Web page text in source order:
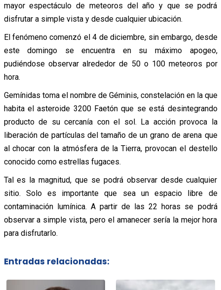
mayor espectáculo de meteoros del año y que se podrá
disfrutar a simple vista y desde cualquier ubicación.
El fenómeno comenzó el 4 de diciembre, sin embargo, desde
este domingo se encuentra en su máximo apogeo,
pudiéndose observar alrededor de 50 o 100 meteoros por
hora.
Gemínidas toma el nombre de Géminis, constelación en la que
habita el asteroide 3200 Faetón que se está desintegrando
producto de su cercanía con el sol. La acción provoca la
liberación de partículas del tamaño de un grano de arena que
al chocar con la atmósfera de la Tierra, provocan el destello
conocido como estrellas fugaces.
Tal es la magnitud, que se podrá observar desde cualquier
sitio. Solo es importante que sea un espacio libre de
contaminación lumínica. A partir de las 22 horas se podrá
observar a simple vista, pero el amanecer sería la mejor hora
para disfrutarlo.
Entradas relacionadas: